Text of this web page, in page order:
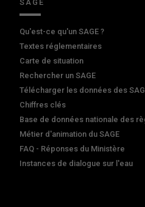
SAGE
Qu'est-ce qu'un SAGE ?
Textes réglementaires
Carte de situation
Rechercher un SAGE
Télécharger les données des
Chiffres clés
Base de données nationale des
Métier d'animation du SAGE
FAQ - Réponses du Ministère
Instances de dialogue sur l'eau